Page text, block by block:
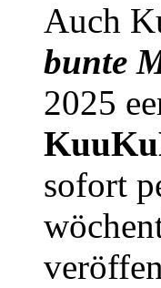
Auch
bunte
2025
sofort